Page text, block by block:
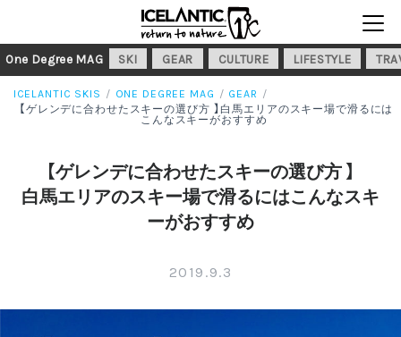
One Degree MAG SKI GEAR CULTURE LIFESTYLE
ICELANTIC SKIS ONE DEGREE MAG
GEAR
【ゲレンデに合わせたスキーの選び方 】白馬エリアのスキー場で滑るには
こんなスキーがおすすめ
【ゲレンデに合わせたスキーの選び方 】
白馬エリアのスキー場で滑るにはこんなスキ
ーがおすすめ
2019.9.3